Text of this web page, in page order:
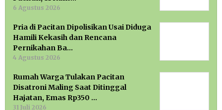
6 Agustus 2026
Pria di Pacitan Dipolisikan Usai Diduga
Hamili Kekasih dan Rencana
Pernikahan Ba…
4 Agustus 2026
Rumah Warga Tulakan Pacitan
Disatroni Maling Saat Ditinggal
Hajatan, Emas Rp350 …
31 Juli 2026